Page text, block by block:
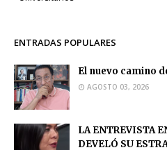
ENTRADAS POPULARES
El nuevo camino
AGOSTO 03, 2026
LA ENTREVISTA
DEVELÓ SU